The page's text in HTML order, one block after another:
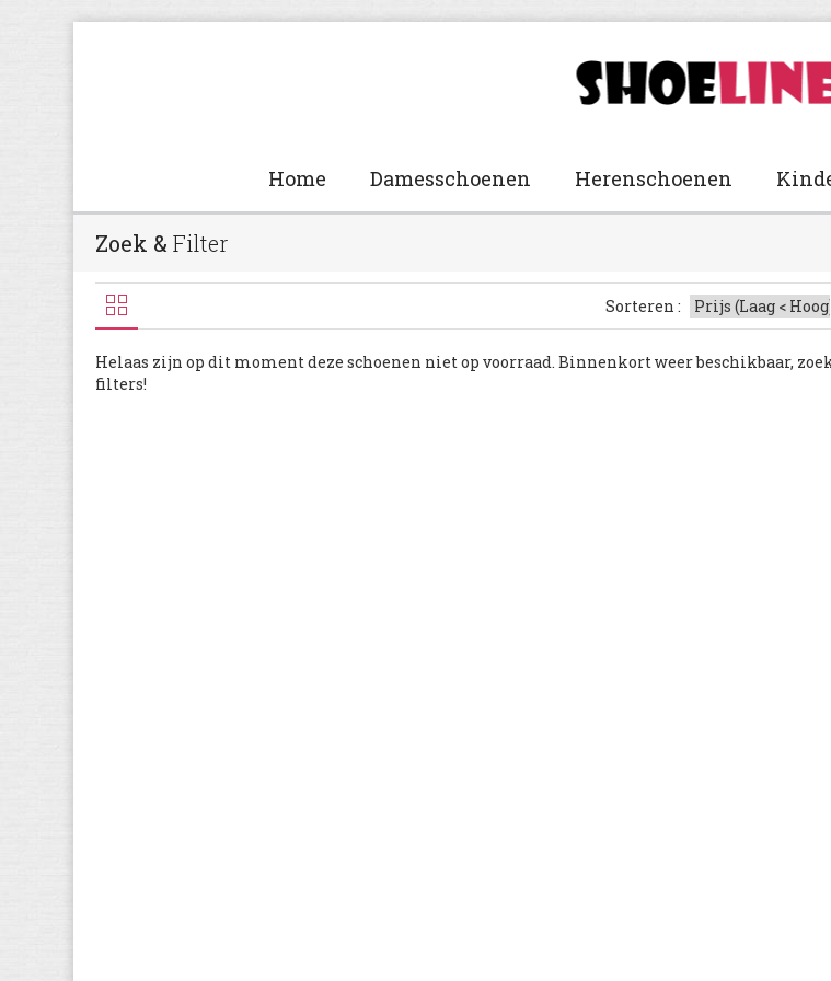
Home Damesschoenen Herenschoenen
Zoek & Filter
Sorteren :
Helaas zijn op dit moment deze schoenen niet op voorraad. Binnenkort weer beschikbaar,
filters!